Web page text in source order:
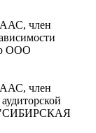
член
ООО
член
"СИБИРСКАЯ